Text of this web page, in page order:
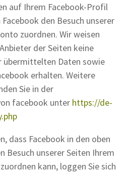
auf Ihrem Facebook-Profil
den Besuch unserer
zuordnen. Wir weisen
der Seiten keine
übermittelten Daten sowie
erhalten. Weitere
Sie in der
facebook unter https://de-
dass Facebook in den oben
Besuch unserer Seiten Ihrem
kann, loggen Sie sich